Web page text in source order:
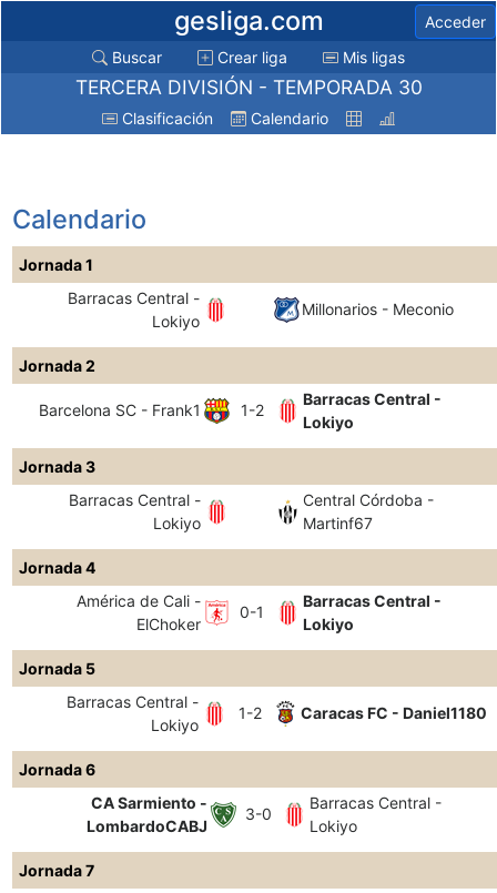
gesliga.com
Acceder
Buscar
Crear liga Mis ligas
TERCERA DIVISIÓN - TEMPORADA 30
Clasificación Calendario
Calendario
Jornada 1
Barracas Central -
Lokiyo
Millonarios - Meconio
Jornada 2
Barcelona SC - Frank1 1-2
Barracas Central -
Lokiyo
Jornada 3
Barracas Central -
Lokiyo
Central Córdoba -
Martinf67
Jornada 4
América de Cali -
ElChoker
0-1
Barracas Central -
Lokiyo
Jornada 5
Barracas Central -
Lokiyo
1-2 Caracas FC - Daniel1180
Jornada 6
CA Sarmiento -
LombardoCABJ
3-0
Barracas Central -
Lokiyo
Jornada 7